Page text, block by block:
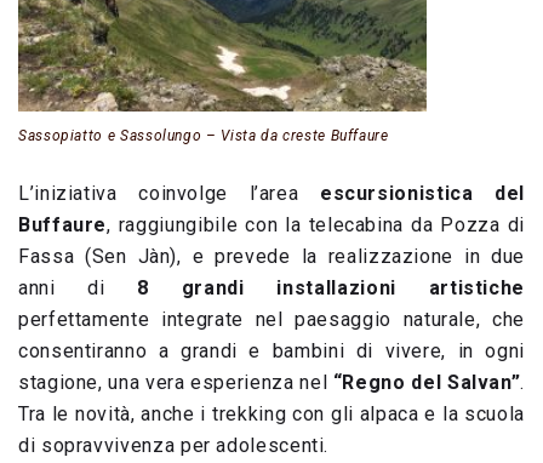
Sassopiatto e Sassolungo – Vista da creste Buffaure
L’iniziativa coinvolge l’area escursionistica del
Buffaure, raggiungibile con la telecabina da Pozza di
Fassa (Sen Jàn), e prevede la realizzazione in due
anni di 8 grandi installazioni artistiche
perfettamente integrate nel paesaggio naturale, che
consentiranno a grandi e bambini di vivere, in ogni
stagione, una vera esperienza nel “Regno del Salvan”.
Tra le novità, anche i trekking con gli alpaca e la scuola
di sopravvivenza per adolescenti.